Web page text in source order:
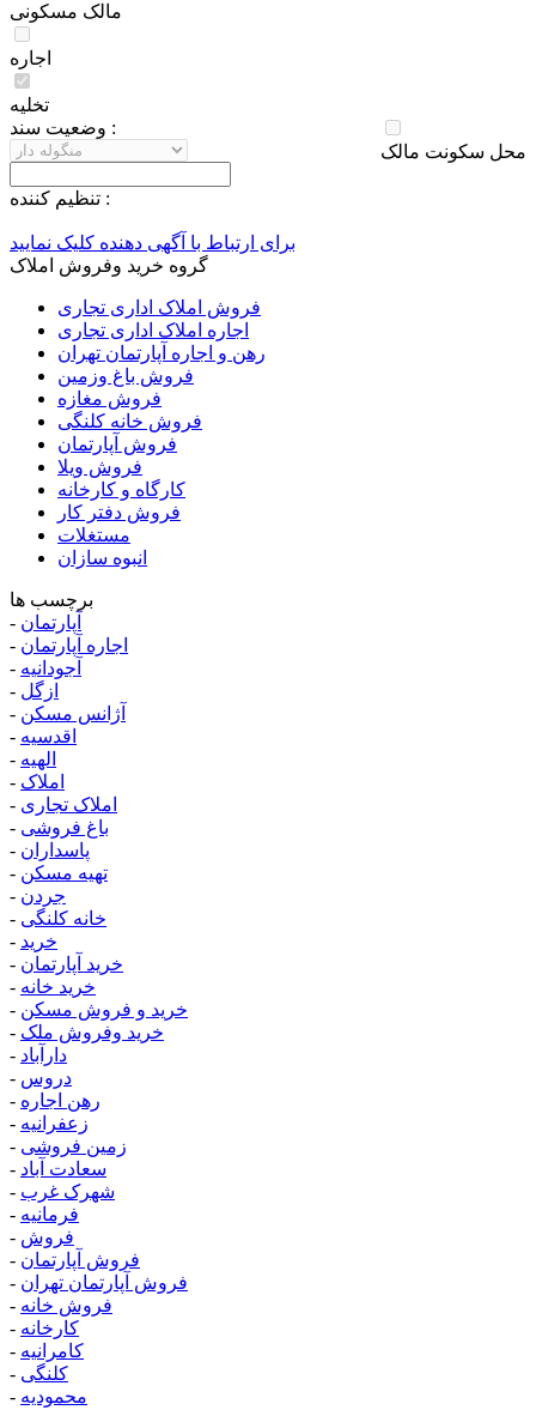
مالک مسکونی
اجاره
تخلیه
محل سکونت مالک
وضعيت سند :
تنظيم کننده :
برای ارتباط با آگهی دهنده کلیک نمایید
گروه خرید وفروش املاک
فروش املاک اداری تجاری
اجاره املاک اداری تجاری
رهن و اجاره آپارتمان تهران
فروش باغ وزمین
فروش مغازه
فروش خانه کلنگی
فروش آپارتمان
فروش ویلا
کارگاه و کارخانه
فروش دفتر کار
مستغلات
انبوه سازان
برچسب ها
- آپارتمان
- اجاره آپارتمان
- آجودانیه
- ازگل
- آژانس مسکن
- اقدسیه
- الهیه
- املاک
- املاک تجاری
- باغ فروشی
- پاسداران
- تهیه مسکن
- جردن
- خانه کلنگی
- خرید
- خرید آپارتمان
- خرید خانه
- خرید و فروش مسکن
- خرید وفروش ملک
- دارآباد
- دروس
- رهن اجاره
- زعفرانیه
- زمین فروشی
- سعادت آباد
- شهرک غرب
- فرمانیه
- فروش
- فروش آپارتمان
- فروش آپارتمان تهران
- فروش خانه
- کارخانه
- کامرانیه
- کلنگی
- محمودیه